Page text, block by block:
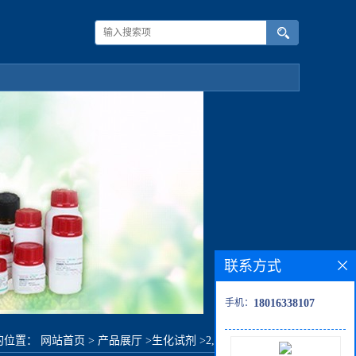
置： 网站首页 > 产品展厅 >生化试剂 >2,6-二氟苯磺酰氯
联系方式
手机： 18016338107